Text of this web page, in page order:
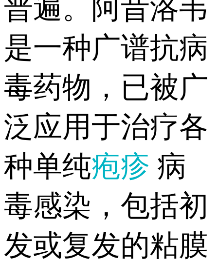
普遍。阿昔洛韦
是一种广谱抗病
毒药物，已被广
泛应用于治疗各
种单纯疱疹 病
毒感染，包括初
发或复发的粘膜